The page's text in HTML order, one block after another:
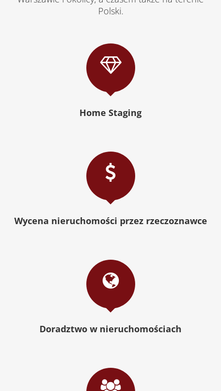
Polski.
Home Staging
Wycena nieruchomości przez rzeczoznawce
Doradztwo w nieruchomościach